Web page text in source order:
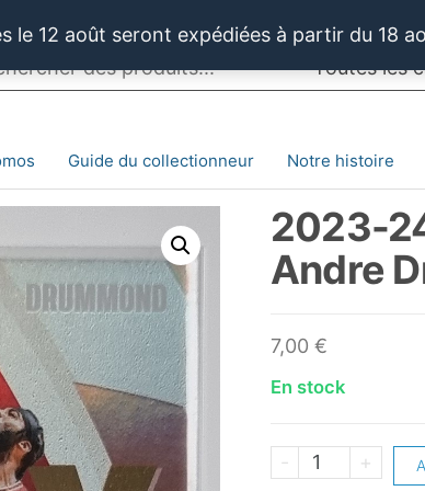
le 12 août seront expédiées à partir du 18
Guide du collectionneur Notre histoire
2023-
Andre
7,00 €
En stock
-
quantité
+